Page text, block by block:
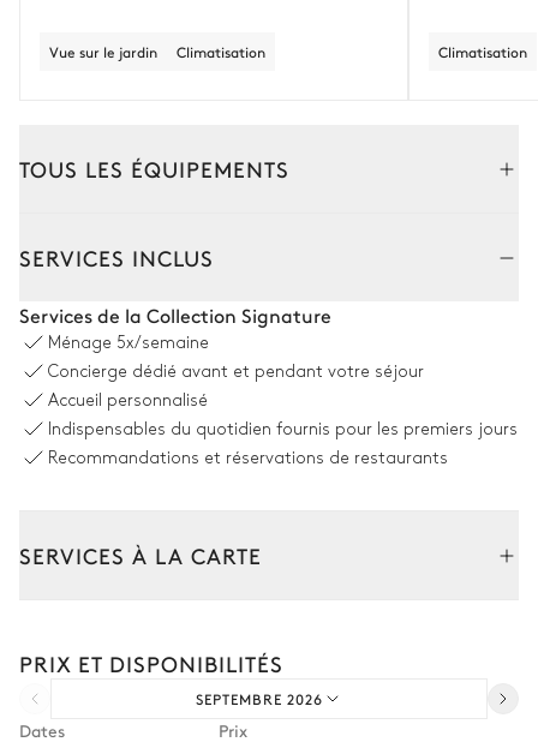
Vue sur le jardin Climatisation Climatisation
TOUS LES ÉQUIPEMENTS
Transats Piscine
À débordement
Dimensions : L = 15m, l = 4m
Barbecue
Salle à manger Éxtérieure
SERVICES INCLUS
Services de la Collection Signature
Ménage 5x/semaine
Concierge dédié avant et pendant votre séjour
Accueil personnalisé
Indispensables du quotidien fournis pour les premiers jours
Recommandations et réservations de restaurants
SERVICES À LA CARTE
Transfert à l'arrivée et au départ
Courses livrées avant l'arrivée
PRIX ET DISPONIBILITÉS
SEPTEMBRE 2026
Dates
Prix